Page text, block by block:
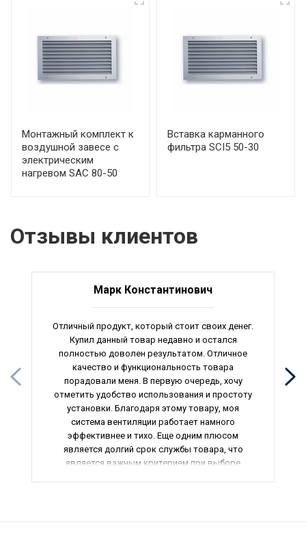
Монтажный комплект к
воздушной завесе с
электрическим
нагревом SAC 80-50
Вставка карманного
фильтра SCI5 50-30
Отзывы клиентов
Марк Константинович
Отличный продукт, который стоит своих денег.
Купил данный товар недавно и остался
полностью доволен результатом. Отличное
качество и функциональность товара
порадовали меня. В первую очередь, хочу
отметить удобство использования и простоту
установки. Благодаря этому товару, моя
система вентиляции работает намного
эффективнее и тихо. Еще одним плюсом
является долгий срок службы товара, что
является важным критерием при выборе